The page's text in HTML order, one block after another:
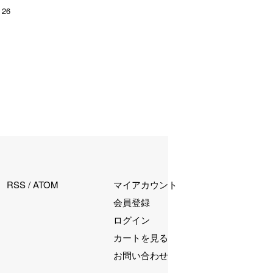
26
RSS/ATOM
マイアカウント
会員登録
ログイン
カートを見る
お問い合わせ